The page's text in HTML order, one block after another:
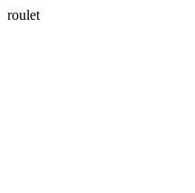
roulet